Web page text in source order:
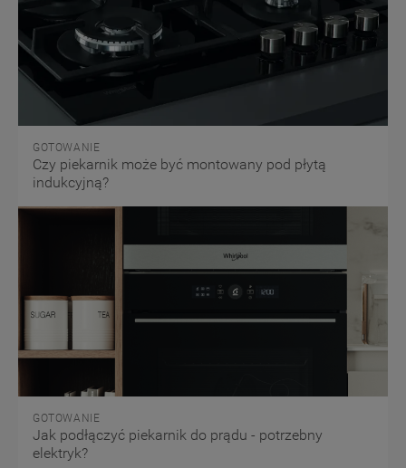
GOTOWANIE
Czy piekarnik może być montowany pod płytą
indukcyjną?
GOTOWANIE
Jak podłączyć piekarnik do prądu - potrzebny
elektryk?